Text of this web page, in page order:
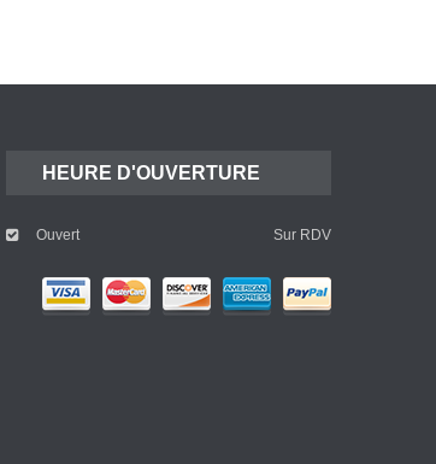
HEURE D'OUVERTURE
Ouvert Sur RDV